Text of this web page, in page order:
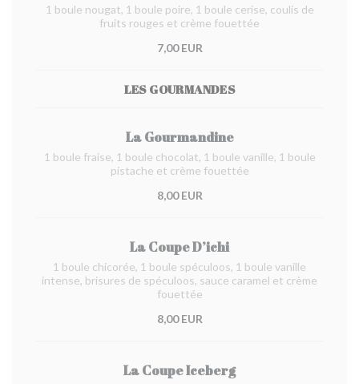
1 boule nougat, 1 boule poire, 1 boule cerise, coulis de
fruits rouges et crème fouettée
7,00 EUR
LES GOURMANDES
La Gourmandine
1 boule fraise, 1 boule chocolat, 1 boule vanille, 1 boule
pistache et crème fouettée
8,00 EUR
La Coupe D’ichi
1 boule chicorée, 1 boule spéculoos, 1 boule vanille
intense, brisures de spéculoos, sauce caramel et crème
fouettée
8,00 EUR
La Coupe Iceberg